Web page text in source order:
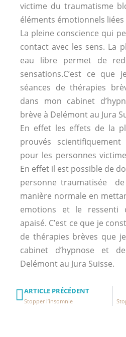
victime du traumatisme
éléments émotionnels
La pleine conscience qui
contact avec les sens. La
eau libre permet de
sensations.C’est ce que
séances de thérapies
dans mon cabinet
brève à Delémont au Jura
En effet les effets de la
prouvés
pour les personnes
En effet il est possible de
personne traumatisée de
manière normale en
emotions et le ressenti
apaisé. C’est ce que je
de thérapies brèves que
cabinet d’hypnose et
Delémont au Jura Suisse.
ARTICLE PRÉCÉDENT
Stopper l’insomnie